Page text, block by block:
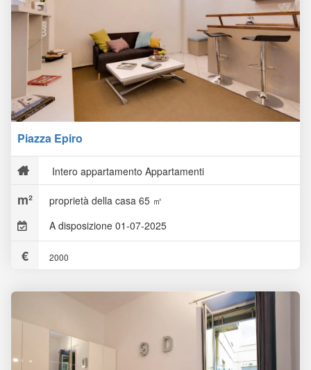
Piazza Epiro
Intero appartamento Appartamenti
proprietà della casa 65 ㎡
A disposizione 01-07-2025
2000